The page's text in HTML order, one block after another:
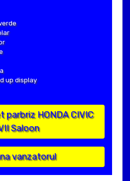
up display
HONDA CIVIC
Saloon
vanzatorul